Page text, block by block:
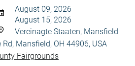
August 09, 2026
August 15, 2026
Vereinagte Staaten, Mansfield
Mansfield, OH 44906, USA
Fairgrounds